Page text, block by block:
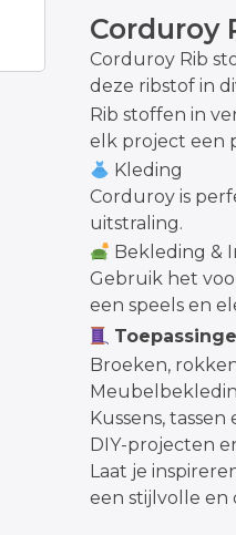
Corduroy
Corduroy Rib
deze ribstof in
Rib stoffen in
elk project een
Kleding
Corduroy is
uitstraling.
Bekleding &
Gebruik het
een speels en
Broeken,
Kussens, tassen
DIY-projecten
Laat je
een stijlvolle en